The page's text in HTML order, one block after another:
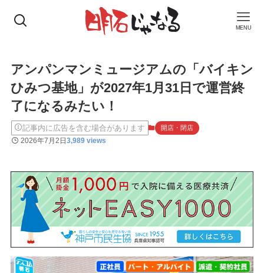
MENU
アンパンマンミュージアムの「バイキン
ひみつ基地」が2027年1月31日で運営終
了になるみたい！
記事内に広告を含む場合があります 開店・閉店
2026年7月2日3,989 views